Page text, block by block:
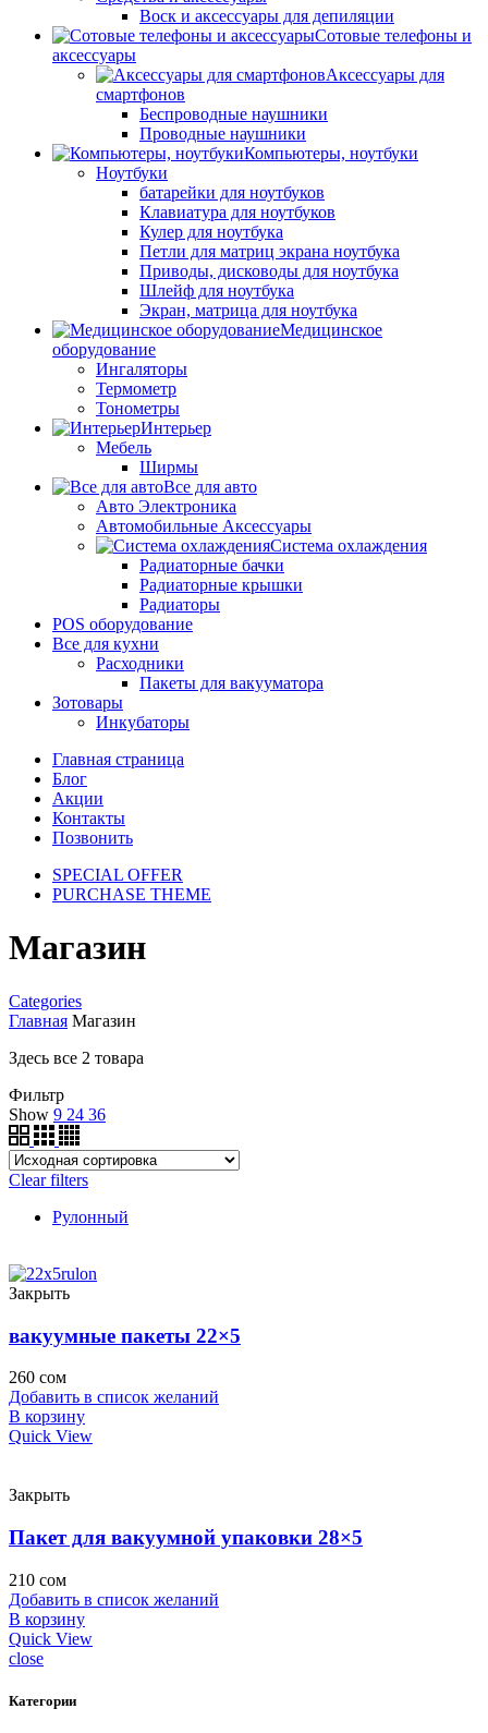
Воск и аксессуары для депиляции
Сотовые телефоны и
аксессуары
Аксессуары для
смартфонов
Беспроводные наушники
Проводные наушники
Компьютеры, ноутбуки
Ноутбуки
батарейки для ноутбуков
Клавиатура для ноутбуков
Кулер для ноутбука
Петли для матриц экрана ноутбука
Приводы, дисководы для ноутбука
Шлейф для ноутбука
Экран, матрица для ноутбука
Медицинское
оборудование
Ингаляторы
Термометр
Тонометры
Интерьер
Мебель
Ширмы
Все для авто
Авто Электроника
Автомобильные Аксессуары
Система охлаждения
Радиаторные бачки
Радиаторные крышки
Радиаторы
POS оборудование
Все для кухни
Расходники
Пакеты для вакууматора
Зотовары
Инкубаторы
Главная страница
Блог
Акции
Контакты
Позвонить
SPECIAL OFFER
PURCHASE THEME
Магазин
Categories
Главная Магазин
Здесь все 2 товара
Фильтр
Show 9 24 36
Clear filters
Рулонный
Закрыть
вакуумные пакеты 22×5
260 сом
Добавить в список желаний
В корзину
Quick View
Закрыть
Пакет для вакуумной упаковки 28×5
210 сом
Добавить в список желаний
В корзину
Quick View
close
Категории